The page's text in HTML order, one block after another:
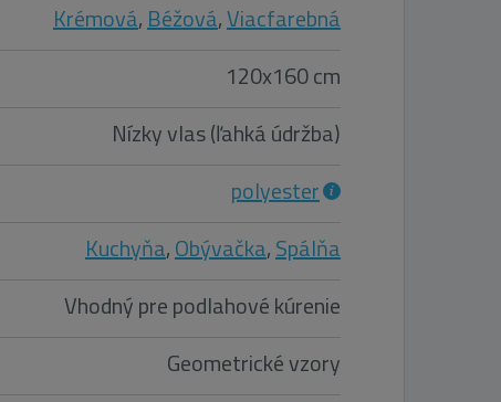
Krémová,Béžová,Viacfarebná
120x160 cm
Nízky vlas (ľahká údržba)
polyester
Kuchyňa,Obývačka,Spálňa
Vhodný pre podlahové kúrenie
Geometrické vzory